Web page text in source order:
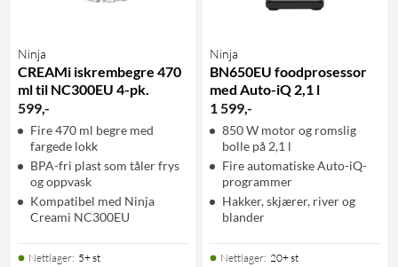
Ninja
CREAMi iskrembegre 470
ml til NC300EU 4-pk.
599,-
Fire 470 ml begre med
fargede lokk
BPA-fri plast som tåler frys
og oppvask
Kompatibel med Ninja
Creami NC300EU
Nettlager: 5+ st
Ninja
BN650EU foodprosessor
med Auto-iQ 2,1 l
1 599,-
850 W motor og romslig
bolle på 2,1 l
Fire automatiske Auto-iQ-
programmer
Hakker, skjærer, river og
blander
Nettlager: 20+ st